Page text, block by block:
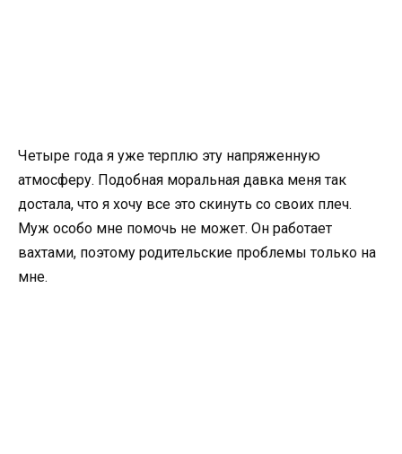
Четыре года я уже терплю эту напряженную
атмосферу. Подобная моральная давка меня так
достала, что я хочу все это скинуть со своих плеч.
Муж особо мне помочь не может. Он работает
вахтами, поэтому родительские проблемы только на
мне.